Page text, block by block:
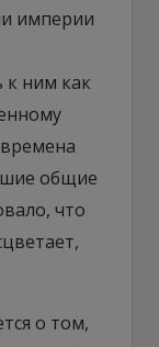
империи
к ним как
общие
что
о том,